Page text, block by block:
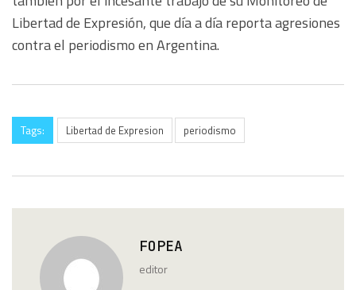
Libertad de Expresión, que día a día reporta agresiones
contra el periodismo en Argentina.
Tags: Libertad de Expresion periodismo
FOPEA
editor